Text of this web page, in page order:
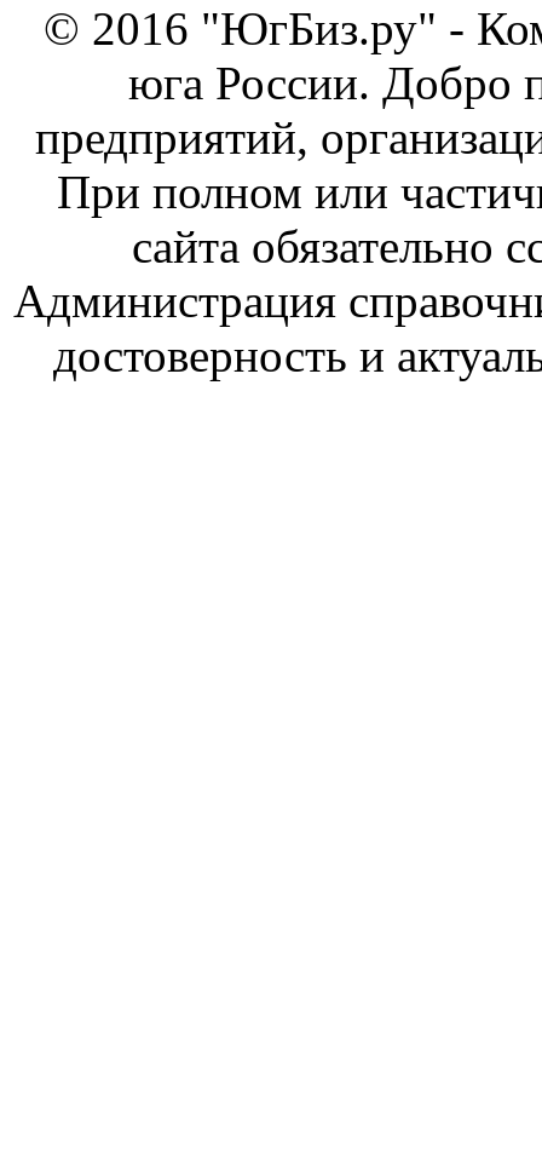
© 2016 "ЮгБиз.ру" -
юга России. Добро
предприятий,
При полном или
сайта обязательно
Администрация
достоверность и